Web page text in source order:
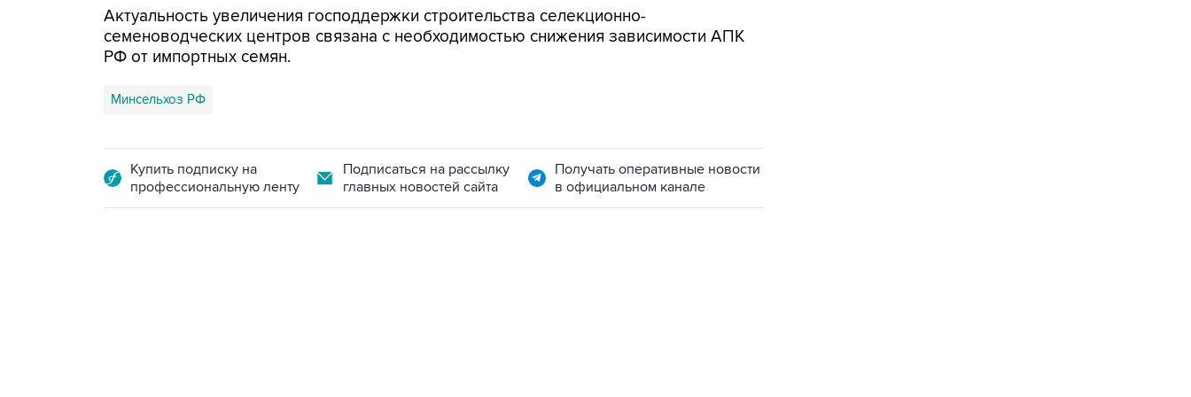
Актуальность увеличения господдержки строительства селекционно-
семеноводческих центров связана с необходимостью снижения зависимости АПК
РФ от импортных семян.
Минсельхоз РФ
Купить подписку на
профессиональную ленту
Подписаться на рассылку
главных новостей сайта
Получать оперативные новости
в официальном канале